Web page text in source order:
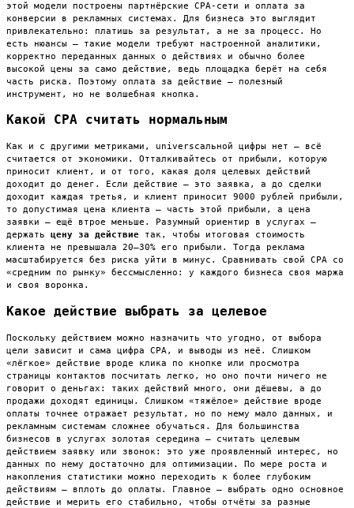
этой модели построены партнёрские CPA-сети и оплата за
конверсии в рекламных системах. Для бизнеса это выглядит
привлекательно: платишь за результат, а не за процесс. Но
есть нюансы — такие модели требуют настроенной аналитики,
корректно переданных данных о действиях и обычно более
высокой цены за само действие, ведь площадка берёт на себя
часть риска. Поэтому оплата за действие — полезный
инструмент, но не волшебная кнопка.
Какой CPA считать нормальным
Как и с другими метриками, universсальной цифры нет — всё
считается от экономики. Отталкивайтесь от прибыли, которую
приносит клиент, и от того, какая доля целевых действий
доходит до денег. Если действие — это заявка, а до сделки
доходит каждая третья, и клиент приносит 9000 рублей прибыли,
то допустимая цена клиента — часть этой прибыли, а цена
заявки — ещё втрое меньше. Разумный ориентир в услугах —
держать цену за действие так, чтобы итоговая стоимость
клиента не превышала 20–30% его прибыли. Тогда реклама
масштабируется без риска уйти в минус. Сравнивать свой CPA со
«средним по рынку» бессмысленно: у каждого бизнеса своя маржа
и своя воронка.
Какое действие выбрать за целевое
Поскольку действием можно назначить что угодно, от выбора
цели зависит и сама цифра CPA, и выводы из неё. Слишком
«лёгкое» действие вроде клика по кнопке или просмотра
страницы контактов посчитать легко, но оно почти ничего не
говорит о деньгах: таких действий много, они дёшевы, а до
продажи доходят единицы. Слишком «тяжёлое» действие вроде
оплаты точнее отражает результат, но по нему мало данных, и
рекламным системам сложнее обучаться. Для большинства
бизнесов в услугах золотая середина — считать целевым
действием заявку или звонок: это уже проявленный интерес, но
данных по нему достаточно для оптимизации. По мере роста и
накопления статистики можно переходить к более глубоким
действиям — вплоть до оплаты. Главное — выбрать одно основное
действие и мерить его стабильно, чтобы отчёты за разные